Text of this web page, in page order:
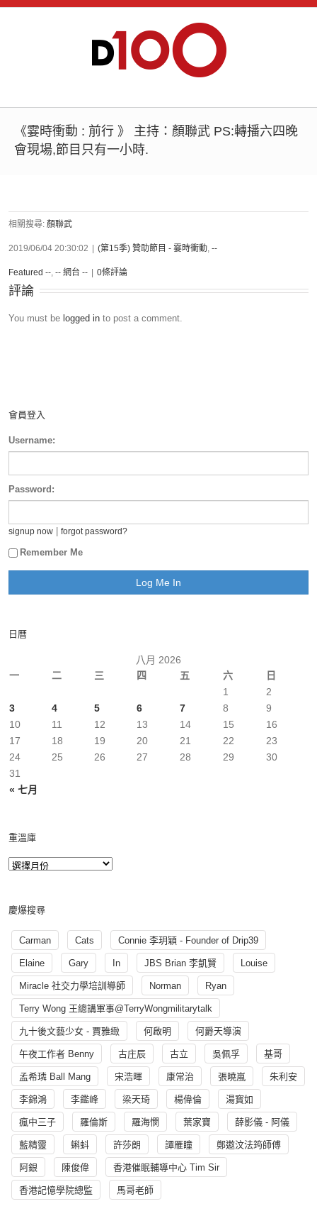
《霎時衝動 : 前行 》 主持：顏聯武 PS:轉播六四晚
會現場,節目只有一小時.
相關搜尋: 顏聯武
2019/06/04 20:30:02 (第15季) 贊助節目 - 霎時衝動, --
Featured --, -- 網台 -- 0條評論
評論
You must be logged in to post a comment.
會員登入
Username:
Password:
signup now forgot password?
Remember Me
日曆
八月 2026
一
二 三 四 五 六 日
« 七月
1
2
3
4 5 6 7 8
9
10
11 12 13 14 15
16
17
18 19 20 21 22
23
24
25 26 27 28 29
30
31
重溫庫
慶爆搜尋
Carman Cats Connie 李玥穎 - Founder of Drip39
Elaine Gary In JBS Brian 李凱賢 Louise
Miracle 社交力學培訓導師 Norman Ryan
Terry Wong 王總講軍事@TerryWongmilitarytalk
九十後文藝少女 - 賈雅緻 何啟明 何爵天導演
午夜工作者 Benny 古庄辰 古立 吳佩孚 基哥
孟希璘 Ball Mang 宋浩暉 康常治 張曉嵐 朱利安
李錦鴻 李鑑峰 梁天琦 楊偉倫 湯寳如
瘋中三子 羅倫斯 羅海憫 葉家寶 薛影儀 - 阿儀
藍精靈 蝌蚪 許莎朗 譚雁瞳 鄭遨汶法筠師傅
阿銀 陳俊偉 香港催眠輔導中心 Tim Sir
香港記憶學院總監 馬哥老師